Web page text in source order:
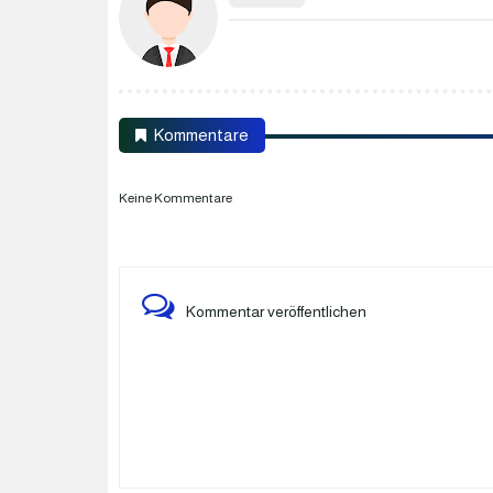
Kommentare
Keine Kommentare
Kommentar veröffentlichen